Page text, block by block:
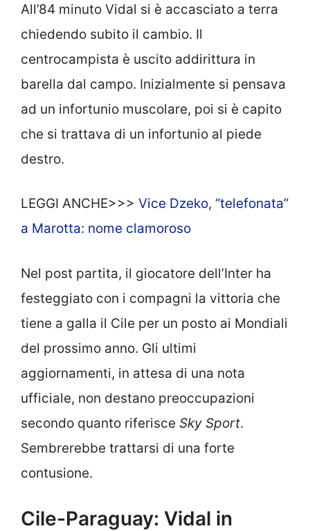
All’84 minuto Vidal si è accasciato a terra
chiedendo subito il cambio. Il
centrocampista è uscito addirittura in
barella dal campo. Inizialmente si pensava
ad un infortunio muscolare, poi si è capito
che si trattava di un infortunio al piede
destro.
LEGGI ANCHE>>> Vice Dzeko, “telefonata”
a Marotta: nome clamoroso
Nel post partita, il giocatore dell’Inter ha
festeggiato con i compagni la vittoria che
tiene a galla il Cile per un posto ai Mondiali
del prossimo anno. Gli ultimi
aggiornamenti, in attesa di una nota
ufficiale, non destano preoccupazioni
secondo quanto riferisce Sky Sport.
Sembrerebbe trattarsi di una forte
contusione.
Cile-Paraguay: Vidal in